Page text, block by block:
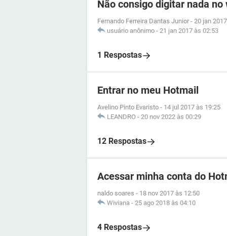
Não consigo digitar nada no
Fernando Ferreira Dantas Junior - 20 jan
usuário anônimo - 21 jan 2017 às 02:53
1 Respostas
Entrar no meu Hotmail
Avelino Pinto Evaristo - 14 jul 2017 às 19:25
LEANDRO - 20 nov 2022 às 00:29
12 Respostas
Acessar minha conta do
naldo soares - 18 nov 2017 às 12:50
Wiviana - 25 ago 2018 às 04:10
4 Respostas